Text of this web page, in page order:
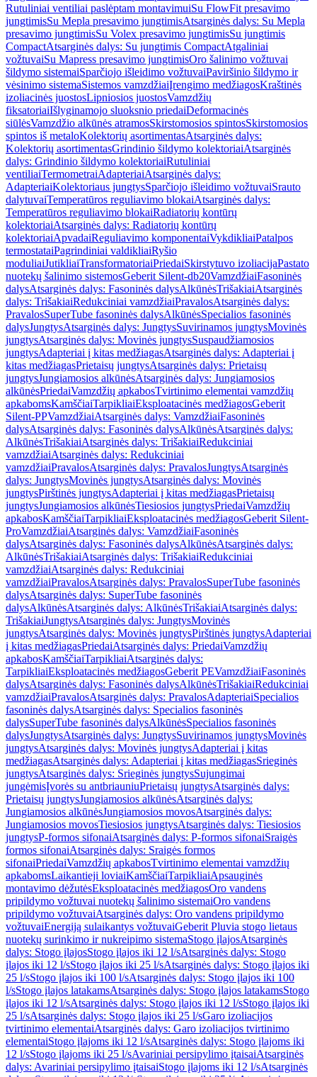
Rutuliniai ventiliai paslėptam montavimuiSu FlowFit presavimo
jungtimisSu Mepla presavimo jungtimisAtsarginės dalys: Su Mepla
presavimo jungtimisSu Volex presavimo jungtimisSu jungtimis
CompactAtsarginės dalys: Su jungtimis CompactAtgaliniai
vožtuvaiSu Mapress presavimo jungtimisOro šalinimo vožtuvai
šildymo sistemaiSparčiojo išleidimo vožtuvaiPaviršinio šildymo ir
vėsinimo sistemaSistemos vamzdžiaiĮrengimo medžiagosKraštinės
izoliacinės juostosLipniosios juostosVamzdžių
fiksatoriaiIšlyginamojo sluoksnio priedaiDeformacinės
siūlėsVamzdžio alkūnės atramosSkirstomosios spintosSkirstomosios
spintos iš metaloKolektorių asortimentasAtsarginės dalys:
Kolektorių asortimentasGrindinio šildymo kolektoriaiAtsarginės
dalys: Grindinio šildymo kolektoriaiRutuliniai
ventiliaiTermometraiAdapteriaiAtsarginės dalys:
AdapteriaiKolektoriaus jungtysSparčiojo išleidimo vožtuvaiSrauto
dalytuvaiTemperatūros reguliavimo blokaiAtsarginės dalys:
Temperatūros reguliavimo blokaiRadiatorių kontūrų
kolektoriaiAtsarginės dalys: Radiatorių kontūrų
kolektoriaiApvadaiReguliavimo komponentaiVykdikliaiPatalpos
termostataiPagrindiniai valdikliaiRyšio
moduliaiJutikliaiTransformatoriaiPriedaiSkirstytuvo izoliacijaPastato
nuotekų šalinimo sistemosGeberit Silent-db20VamzdžiaiFasoninės
dalysAtsarginės dalys: Fasoninės dalysAlkūnėsTrišakiaiAtsarginės
dalys: TrišakiaiRedukciniai vamzdžiaiPravalosAtsarginės dalys:
PravalosSuperTube fasoninės dalysAlkūnėsSpecialios fasoninės
dalysJungtysAtsarginės dalys: JungtysSuvirinamos jungtysMovinės
jungtysAtsarginės dalys: Movinės jungtysSuspaudžiamosios
jungtysAdapteriai į kitas medžiagasAtsarginės dalys: Adapteriai į
kitas medžiagasPrietaisų jungtysAtsarginės dalys: Prietaisų
jungtysJungiamosios alkūnėsAtsarginės dalys: Jungiamosios
alkūnėsPriedaiVamzdžių apkabosTvirtinimo elementai vamzdžių
apkabomsKamščiaiTarpikliaiEksploatacinės medžiagosGeberit
Silent-PPVamzdžiaiAtsarginės dalys: VamzdžiaiFasoninės
dalysAtsarginės dalys: Fasoninės dalysAlkūnėsAtsarginės dalys:
AlkūnėsTrišakiaiAtsarginės dalys: TrišakiaiRedukciniai
vamzdžiaiAtsarginės dalys: Redukciniai
vamzdžiaiPravalosAtsarginės dalys: PravalosJungtysAtsarginės
dalys: JungtysMovinės jungtysAtsarginės dalys: Movinės
jungtysPirštinės jungtysAdapteriai į kitas medžiagasPrietaisų
jungtysJungiamosios alkūnėsTiesiosios jungtysPriedaiVamzdžių
apkabosKamščiaiTarpikliaiEksploatacinės medžiagosGeberit Silent-
ProVamzdžiaiAtsarginės dalys: VamzdžiaiFasoninės
dalysAtsarginės dalys: Fasoninės dalysAlkūnėsAtsarginės dalys:
AlkūnėsTrišakiaiAtsarginės dalys: TrišakiaiRedukciniai
vamzdžiaiAtsarginės dalys: Redukciniai
vamzdžiaiPravalosAtsarginės dalys: PravalosSuperTube fasoninės
dalysAtsarginės dalys: SuperTube fasoninės
dalysAlkūnėsAtsarginės dalys: AlkūnėsTrišakiaiAtsarginės dalys:
TrišakiaiJungtysAtsarginės dalys: JungtysMovinės
jungtysAtsarginės dalys: Movinės jungtysPirštinės jungtysAdapteriai
į kitas medžiagasPriedaiAtsarginės dalys: PriedaiVamzdžių
apkabosKamščiaiTarpikliaiAtsarginės dalys:
TarpikliaiEksploatacinės medžiagosGeberit PEVamzdžiaiFasoninės
dalysAtsarginės dalys: Fasoninės dalysAlkūnėsTrišakiaiRedukciniai
vamzdžiaiPravalosAtsarginės dalys: PravalosAdapteriaiSpecialios
fasoninės dalysAtsarginės dalys: Specialios fasoninės
dalysSuperTube fasoninės dalysAlkūnėsSpecialios fasoninės
dalysJungtysAtsarginės dalys: JungtysSuvirinamos jungtysMovinės
jungtysAtsarginės dalys: Movinės jungtysAdapteriai į kitas
medžiagasAtsarginės dalys: Adapteriai į kitas medžiagasSrieginės
jungtysAtsarginės dalys: Srieginės jungtysSujungimai
jungėmisĮvorės su antbriauniuPrietaisų jungtysAtsarginės dalys:
Prietaisų jungtysJungiamosios alkūnėsAtsarginės dalys:
Jungiamosios alkūnėsJungiamosios movosAtsarginės dalys:
Jungiamosios movosTiesiosios jungtysAtsarginės dalys: Tiesiosios
jungtysP-formos sifonaiAtsarginės dalys: P-formos sifonaiSraigės
formos sifonaiAtsarginės dalys: Sraigės formos
sifonaiPriedaiVamzdžių apkabosTvirtinimo elementai vamzdžių
apkabomsLaikantieji loviaiKamščiaiTarpikliaiApsauginės
montavimo dėžutėsEksploatacinės medžiagosOro vandens
pripildymo vožtuvai nuotekų šalinimo sistemaiOro vandens
pripildymo vožtuvaiAtsarginės dalys: Oro vandens pripildymo
vožtuvaiEnergiją sulaikantys vožtuvaiGeberit Pluvia stogo lietaus
nuotekų surinkimo ir nukreipimo sistemaStogo įlajosAtsarginės
dalys: Stogo įlajosStogo įlajos iki 12 l/sAtsarginės dalys: Stogo
įlajos iki 12 l/sStogo įlajos iki 25 l/sAtsarginės dalys: Stogo įlajos iki
25 l/sStogo įlajos iki 100 l/sAtsarginės dalys: Stogo įlajos iki 100
l/sStogo įlajos latakamsAtsarginės dalys: Stogo įlajos latakamsStogo
įlajos iki 12 l/sAtsarginės dalys: Stogo įlajos iki 12 l/sStogo įlajos iki
25 l/sAtsarginės dalys: Stogo įlajos iki 25 l/sGaro izoliacijos
tvirtinimo elementaiAtsarginės dalys: Garo izoliacijos tvirtinimo
elementaiStogo įlajoms iki 12 l/sAtsarginės dalys: Stogo įlajoms iki
12 l/sStogo įlajoms iki 25 l/sAvariniai persipylimo įtaisaiAtsarginės
dalys: Avariniai persipylimo įtaisaiStogo įlajoms iki 12 l/sAtsarginės